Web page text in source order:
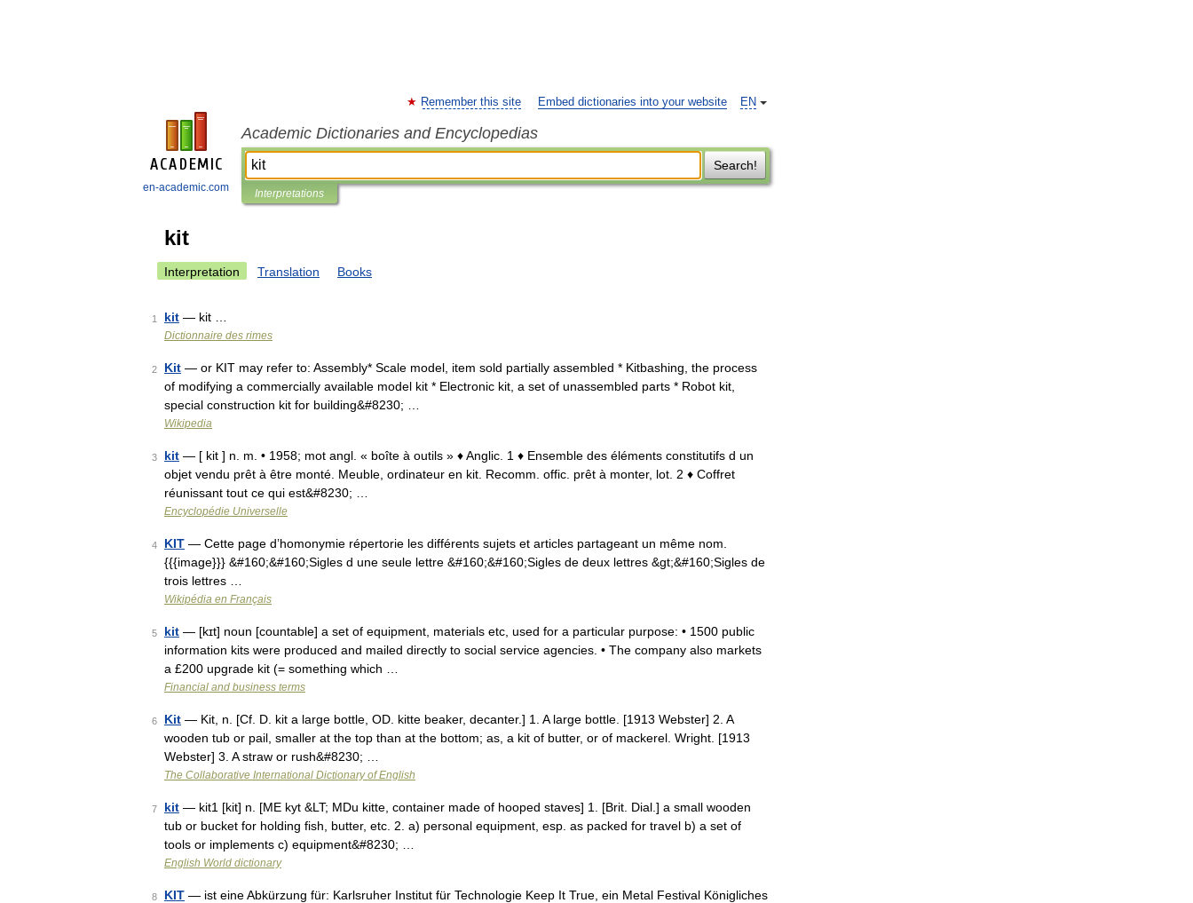
en-academic.com
EN
Remember this site Embed dictionaries into your website
Academic Dictionaries and Encyclopedias
Search!
Interpretations
kit
Interpretation Translation Books
1 kit — kit …
Dictionnaire des rimes
2 Kit — or KIT may refer to: Assembly* Scale model, item sold partially assembled * Kitbashing, the process
of modifying a commercially available model kit * Electronic kit, a set of unassembled parts * Robot kit,
special construction kit for building&#8230; …
Wikipedia
3 kit — [ kit ] n. m. • 1958; mot angl. « boîte à outils » ♦ Anglic. 1 ♦ Ensemble des éléments constitutifs d un
objet vendu prêt à être monté. Meuble, ordinateur en kit. Recomm. offic. prêt à monter, lot. 2 ♦ Coffret
réunissant tout ce qui est&#8230; …
Encyclopédie Universelle
4 KIT — Cette page d’homonymie répertorie les différents sujets et articles partageant un même nom.
{{{image}}} &#160;&#160;Sigles d une seule lettre &#160;&#160;Sigles de deux lettres &gt;&#160;Sigles de
trois lettres …
Wikipédia en Français
5 kit — [kɪt] noun [countable] a set of equipment, materials etc, used for a particular purpose: • 1500 public
information kits were produced and mailed directly to social service agencies. • The company also markets
a £200 upgrade kit (= something which …
Financial and business terms
6 Kit — Kit, n. [Cf. D. kit a large bottle, OD. kitte beaker, decanter.] 1. A large bottle. [1913 Webster] 2. A
wooden tub or pail, smaller at the top than at the bottom; as, a kit of butter, or of mackerel. Wright. [1913
Webster] 3. A straw or rush&#8230; …
The Collaborative International Dictionary of English
7 kit — kit1 [kit] n. [ME kyt &LT; MDu kitte, container made of hooped staves] 1. [Brit. Dial.] a small wooden
tub or bucket for holding fish, butter, etc. 2. a) personal equipment, esp. as packed for travel b) a set of
tools or implements c) equipment&#8230; …
English World dictionary
8 KIT — ist eine Abkürzung für: Karlsruher Institut für Technologie Keep It True, ein Metal Festival Königliches